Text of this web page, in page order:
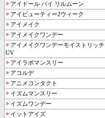
アイドール バイ リルムーン
アイビューティー2ウィーク
アイメイク
アイメイクワンデー
アイメイクワンデーモイストリッチ
UV
アイラボマンスリー
アコルデ
アニメコンタクト
イズムマンスリー
イズムワンデー
イットアイズ